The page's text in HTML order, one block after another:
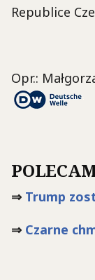
Republice
Opr.:
⇒ Trump
⇒ Czarne